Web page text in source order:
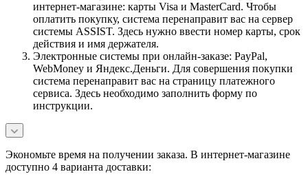
интернет-магазине: карты Visa и MasterCard. Чтобы
оплатить покупку, система перенаправит вас на сервер
системы ASSIST. Здесь нужно ввести номер карты, срок
действия и имя держателя.
Электронные системы при онлайн-заказе: PayPal,
WebMoney и Яндекс.Деньги. Для совершения покупки
система перенаправит вас на страницу платежного
сервиса. Здесь необходимо заполнить форму по
инструкции.
Экономьте время на получении заказа. В интернет-магазине
доступно 4 варианта доставки: